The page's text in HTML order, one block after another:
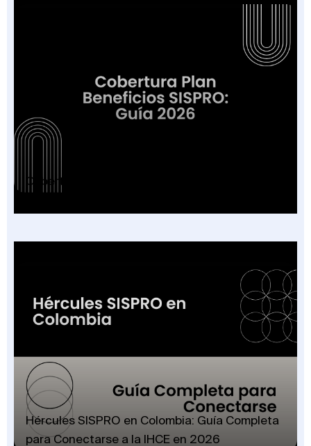
Cobertura Plan Beneficios SISPRO: Guía 2026
Hércules SISPRO en Colombia: Guía Completa
para Conectarse a la IHCE en 2026